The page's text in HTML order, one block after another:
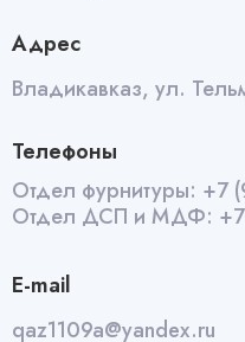
Адрес
Владикавказ, ул.
Телефоны
Отдел фурнитуры: +7
Отдел ДСП и МДФ:
E-mail
qaz1109a@yandex.ru